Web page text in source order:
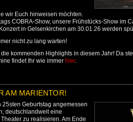
wir Euch hinweisen möchten.
COBRA-Show, unsere Frühstücks-Show im
in Gelsenkirchen am 30.01.26 werden
nicht zu lang warten!
kommenden Highlights in diesem Jahr! Da
findet Ihr wie immer hier.
AM MARIENTOR!
Geburtstag angemessen
deutschlandweit eine
zu realisieren. Am Ende